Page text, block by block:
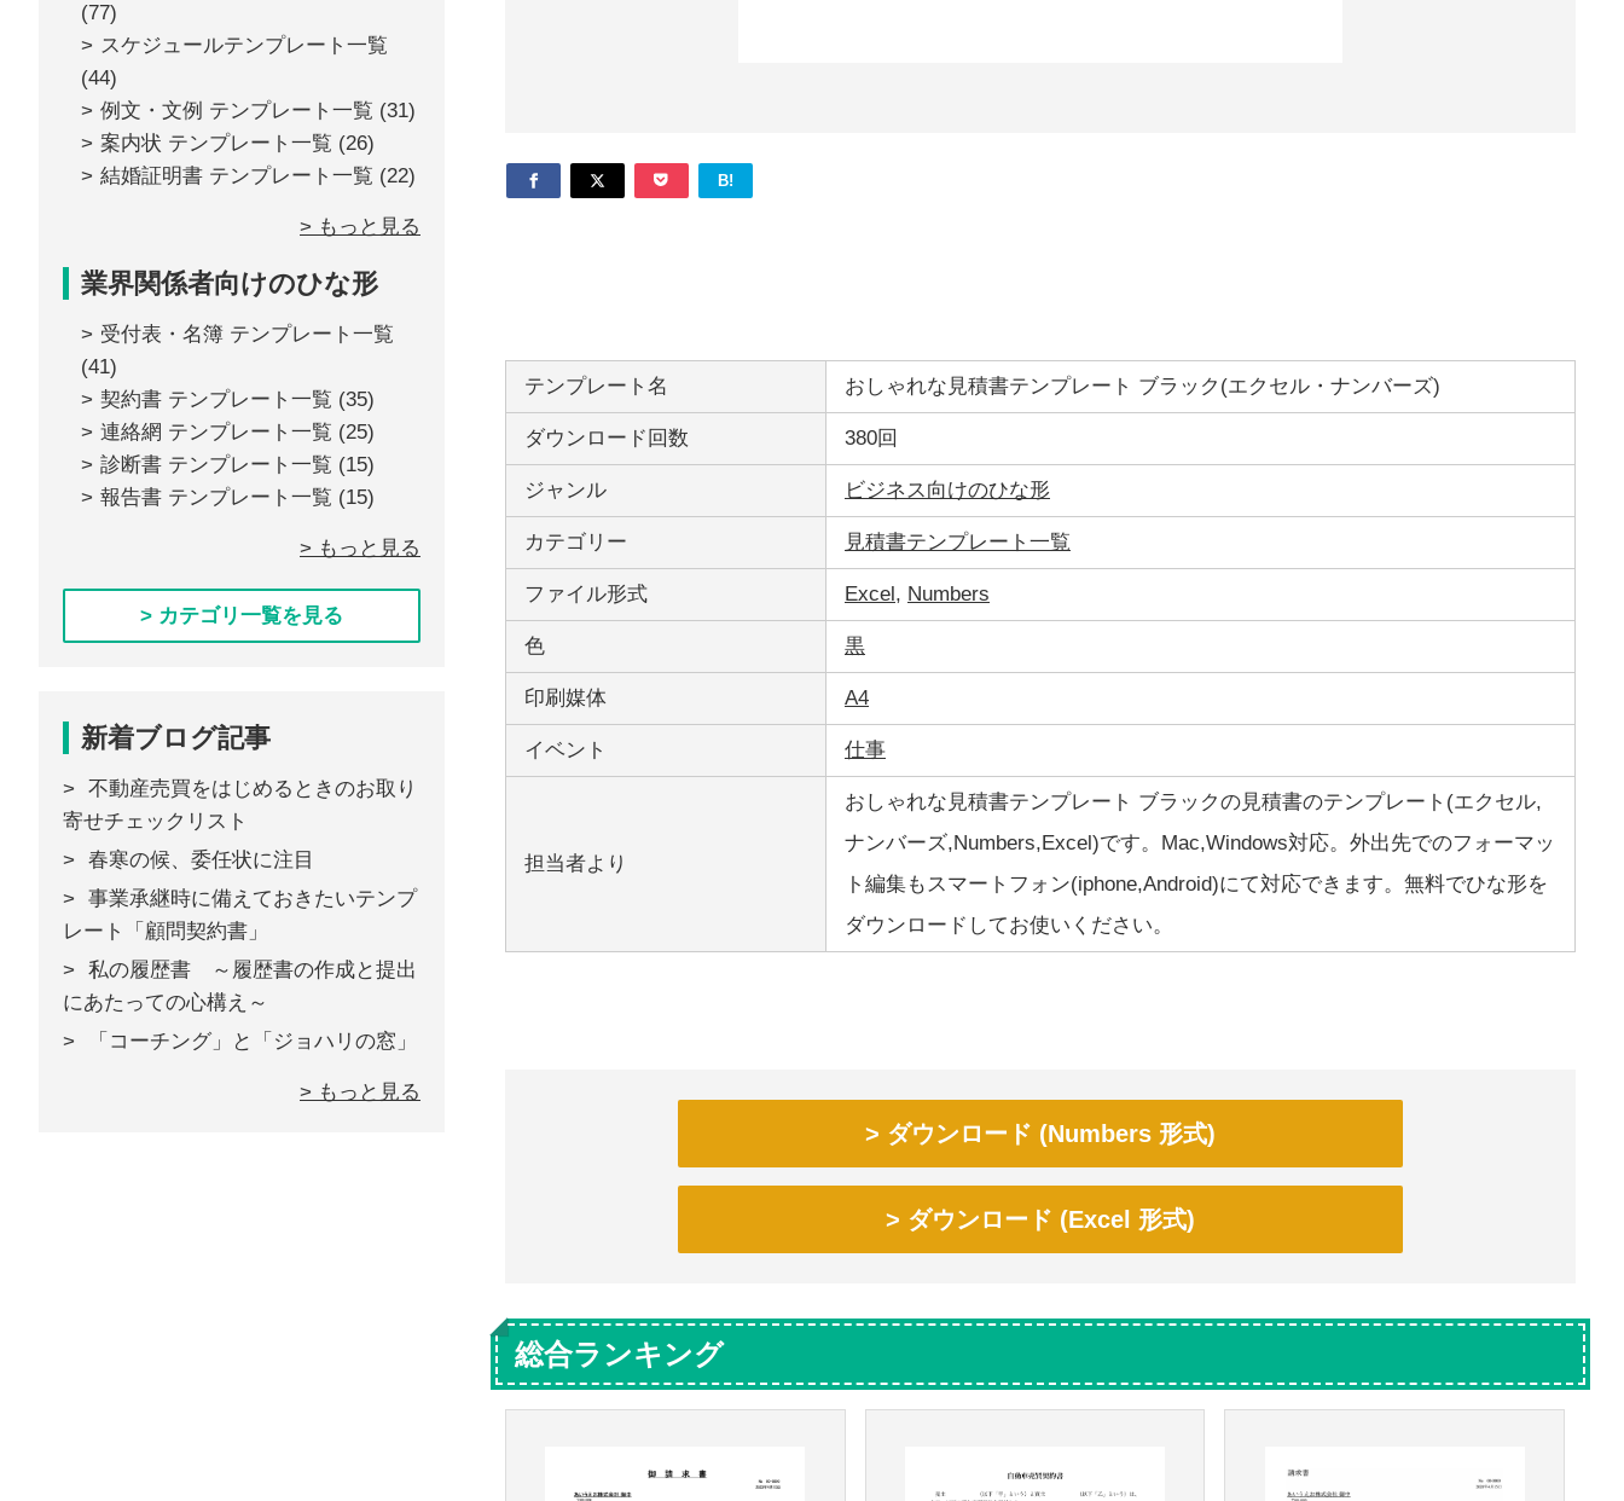
B!
テンプレート名 おしゃれな見積書テンプレート ブラック(エクセル・ナンバーズ)
ダウンロード回数 380回
ジャンル ビジネス向けのひな形
カテゴリー 見積書テンプレート一覧
ファイル形式 Excel, Numbers
色 黒
印刷媒体 A4
イベント 仕事
担当者より
おしゃれな見積書テンプレート ブラックの見積書のテンプレート(エクセル,
ナンバーズ,Numbers,Excel)です。Mac,Windows対応。外出先でのフォーマッ
ト編集もスマートフォン(iphone,Android)にて対応できます。無料でひな形を
ダウンロードしてお使いください。
ダウンロード (Numbers 形式)
ダウンロード (Excel 形式)
総合ランキング
(77)
スケジュールテンプレート一覧
(44)
例文・文例 テンプレート一覧 (31)
案内状 テンプレート一覧 (26)
結婚証明書 テンプレート一覧 (22)
> もっと見る
業界関係者向けのひな形
受付表・名簿 テンプレート一覧
(41)
契約書 テンプレート一覧 (35)
連絡網 テンプレート一覧 (25)
診断書 テンプレート一覧 (15)
報告書 テンプレート一覧 (15)
> もっと見る
> カテゴリ一覧を見る
新着ブログ記事
不動産売買をはじめるときのお取り
寄せチェックリスト
春寒の候、委任状に注目
事業承継時に備えておきたいテンプ
レート「顧問契約書」
私の履歴書 ～履歴書の作成と提出
にあたっての心構え～
「コーチング」と「ジョハリの窓」
> もっと見る